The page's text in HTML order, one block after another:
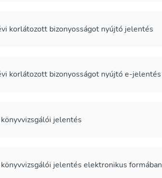
korlátozott bizonyosságot nyújtó jelentés
korlátozott bizonyosságot nyújtó e-jelentés
jelentés
jelentés elektronikus formában